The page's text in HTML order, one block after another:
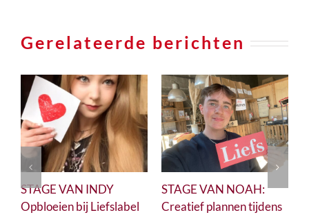
Gerelateerde berichten
VAN INDY
bij Liefslabel
STAGE VAN NOAH:
Creatief plannen tijdens
5+
een